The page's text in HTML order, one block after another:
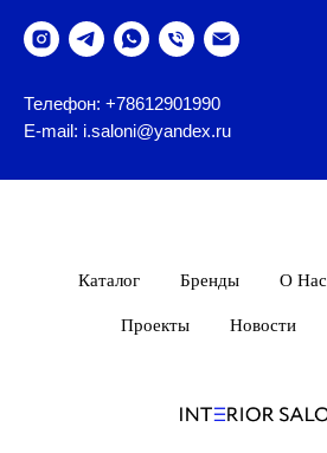
Телефон: +78612901990
E-mail: i.saloni@yandex.ru
Каталог Бренды О Нас
Проекты Новости